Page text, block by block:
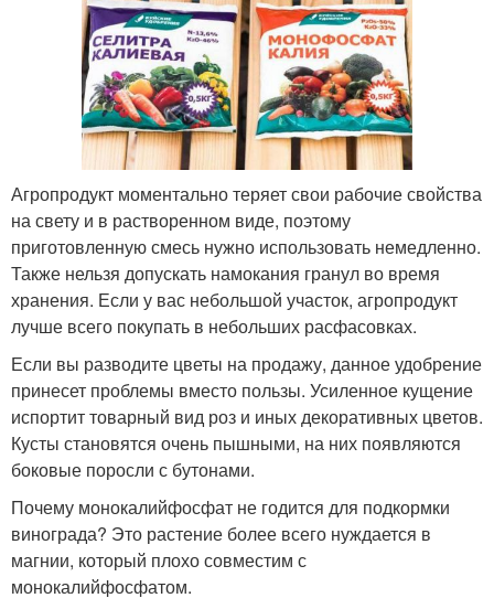
Агропродукт моментально теряет свои рабочие свойства
на свету и в растворенном виде, поэтому
приготовленную смесь нужно использовать немедленно.
Также нельзя допускать намокания гранул во время
хранения. Если у вас небольшой участок, агропродукт
лучше всего покупать в небольших расфасовках.
Если вы разводите цветы на продажу, данное удобрение
принесет проблемы вместо пользы. Усиленное кущение
испортит товарный вид роз и иных декоративных цветов.
Кусты становятся очень пышными, на них появляются
боковые поросли с бутонами.
Почему монокалийфосфат не годится для подкормки
винограда? Это растение более всего нуждается в
магнии, который плохо совместим с
монокалийфосфатом.